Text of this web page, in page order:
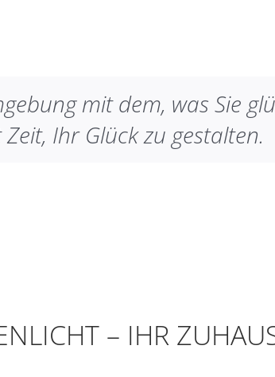
mit dem, was Sie
Zeit, Ihr Glück zu gestalten.
– IHR